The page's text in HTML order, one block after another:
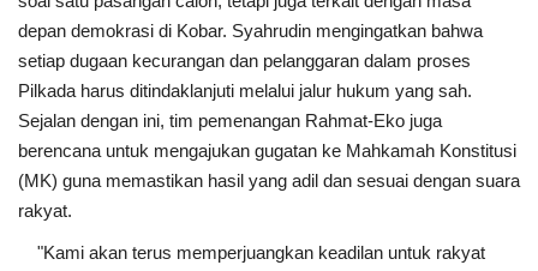
depan demokrasi di Kobar. Syahrudin mengingatkan bahwa
setiap dugaan kecurangan dan pelanggaran dalam proses
Pilkada harus ditindaklanjuti melalui jalur hukum yang sah.
Sejalan dengan ini, tim pemenangan Rahmat-Eko juga
berencana untuk mengajukan gugatan ke Mahkamah Konstitusi
(MK) guna memastikan hasil yang adil dan sesuai dengan suara
rakyat.
"Kami akan terus memperjuangkan keadilan untuk rakyat